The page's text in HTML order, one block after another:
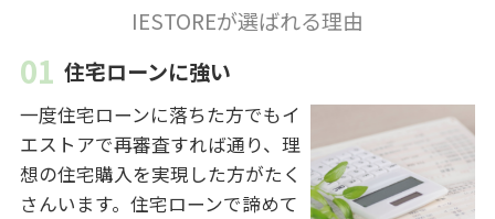
IESTOREが選ばれる理由
住宅ローンに強い
一度住宅ローンに落ちた方でもイ
エストアで再審査すれば通り、理
想の住宅購入を実現した方がたく
さんいます。住宅ローンで諦めて